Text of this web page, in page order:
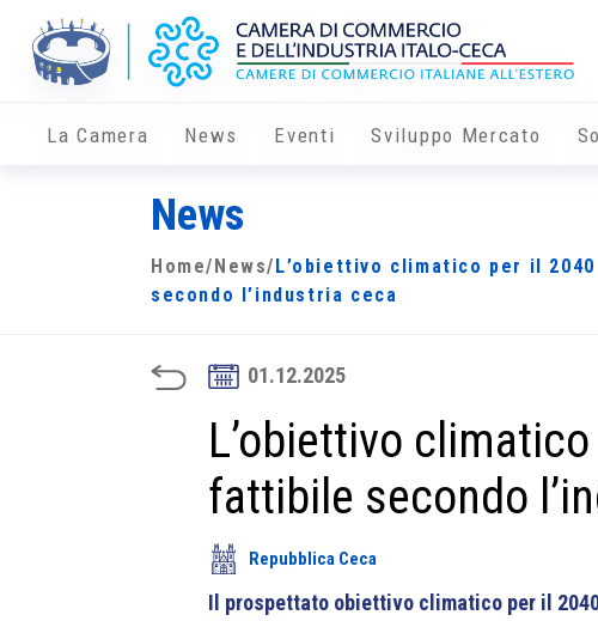
La Camera News Eventi Sviluppo Mercato
News
Home/ News/ L’obiettivo climatico per il
secondo l’industria ceca
01.12.2025
L’obiettivo
fattibile secondo
Repubblica Ceca
Il prospettato obiettivo climatico per il